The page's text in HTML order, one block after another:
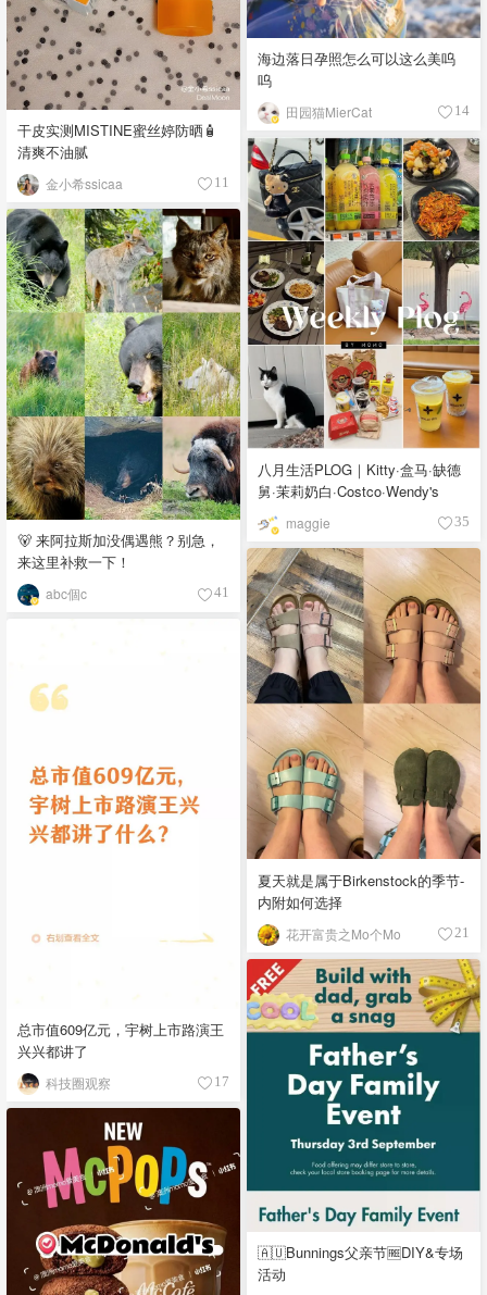
海边落日孕照怎么可以这么美呜
呜
田园猫MierCat 14
干皮实测MISTINE蜜丝婷防晒🧴
清爽不油腻
金小希ssicaa 11
八月生活PLOG｜Kitty·盒马·缺德
舅·茉莉奶白·Costco·Wendy's
maggie 35
🐻 来阿拉斯加没偶遇熊？别急，
来这里补救一下！
abc個c 41
夏天就是属于Birkenstock的季节-
内附如何选择
花开富贵之Mo个Mo 21
总市值609亿元，宇树上市路演王
兴兴都讲了
科技圈观察 17
🇦🇺Bunnings父亲节🆓DIY&专场
活动